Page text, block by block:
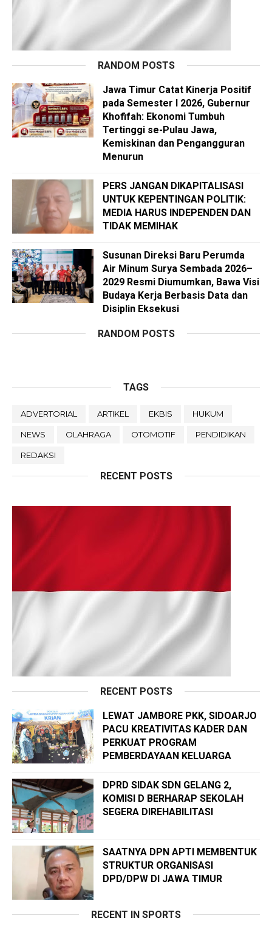
RANDOM POSTS
Jawa Timur Catat Kinerja Positif
pada Semester I 2026, Gubernur
Khofifah: Ekonomi Tumbuh
Tertinggi se-Pulau Jawa,
Kemiskinan dan Pengangguran
Menurun
PERS JANGAN DIKAPITALISASI
UNTUK KEPENTINGAN POLITIK:
MEDIA HARUS INDEPENDEN DAN
TIDAK MEMIHAK
Susunan Direksi Baru Perumda
Air Minum Surya Sembada 2026–
2029 Resmi Diumumkan, Bawa Visi
Budaya Kerja Berbasis Data dan
Disiplin Eksekusi
RANDOM POSTS
TAGS
ADVERTORIAL ARTIKEL EKBIS HUKUM
NEWS OLAHRAGA OTOMOTIF PENDIDIKAN
REDAKSI
RECENT POSTS
RECENT POSTS
LEWAT JAMBORE PKK, SIDOARJO
PACU KREATIVITAS KADER DAN
PERKUAT PROGRAM
PEMBERDAYAAN KELUARGA
DPRD SIDAK SDN GELANG 2,
KOMISI D BERHARAP SEKOLAH
SEGERA DIREHABILITASI
SAATNYA DPN APTI MEMBENTUK
STRUKTUR ORGANISASI
DPD/DPW DI JAWA TIMUR
RECENT IN SPORTS